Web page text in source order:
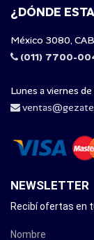
¿DÓNDE
México 3080,
(011) 7700-
Lunes a viernes
NEWSLETTER
Recibí ofertas en